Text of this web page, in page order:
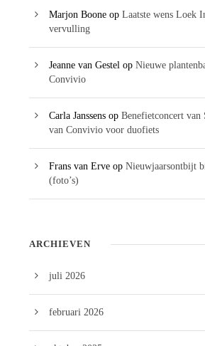
Marjon Boone op Laatste wens Loek
vervulling
Jeanne van Gestel op Nieuwe
Convivio
Carla Janssens op Benefietconcert
van Convivio voor duofiets
Frans van Erve op Nieuwjaarsontbijt
(foto’s)
ARCHIEVEN
juli 2026
februari 2026